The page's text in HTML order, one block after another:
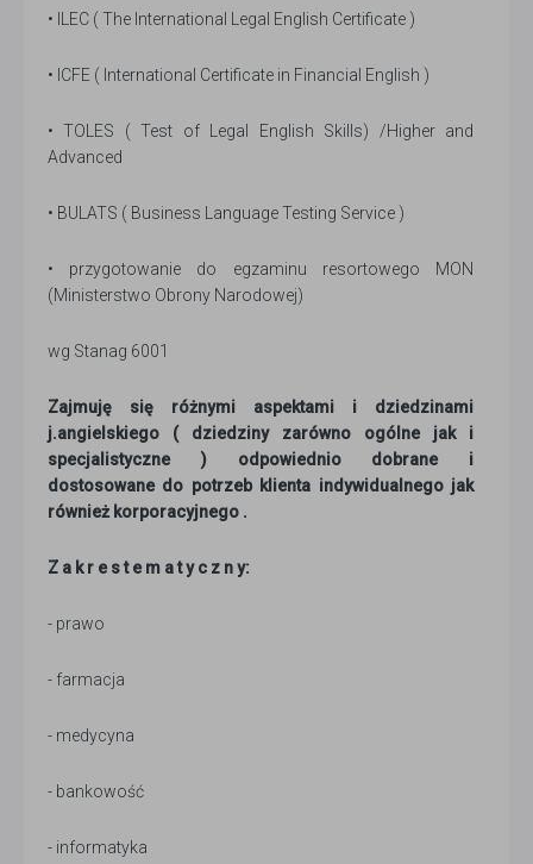
• ILEC ( The International Legal English Certificate )
• ICFE ( International Certificate in Financial English )
• TOLES ( Test of Legal English Skills) /Higher and
Advanced
• BULATS ( Business Language Testing Service )
• przygotowanie do egzaminu resortowego MON
(Ministerstwo Obrony Narodowej)
wg Stanag 6001
Zajmuję się różnymi aspektami i dziedzinami
j.angielskiego ( dziedziny zarówno ogólne jak i
specjalistyczne ) odpowiednio dobrane i
dostosowane do potrzeb klienta indywidualnego jak
również korporacyjnego .
Z a k r e s t e m a t y c z n y:
- prawo
- farmacja
- medycyna
- bankowość
- informatyka